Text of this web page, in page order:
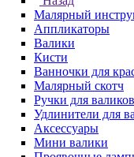
Малярный
Аппликаторы
Валики
Кисти
Ванночки для
Малярный скотч
Ручки для валиков
Удлинители для
Аксессуары
Мини валики